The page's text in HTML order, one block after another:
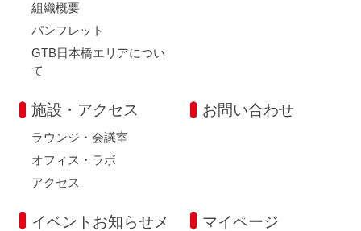
組織概要
パンフレット
GTB日本橋エリアについ
て
施設・アクセス
ラウンジ・会議室
オフィス・ラボ
アクセス
お問い合わせ
イベントお知らせメ
マイページ